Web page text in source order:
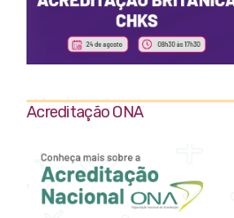
Acreditação ONA